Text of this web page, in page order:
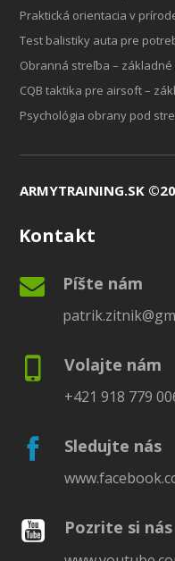
Praktická orientacia v
Test balistiky auta pre
Obranná streľba – základné
CQB taktika pre airsoft –
Psychológia obrany pod
ARMYTRAINING.SK
Kontakt
Píšte nám
Volajte nám
+421 918 779
Sledujte nás
Pozrite si nás